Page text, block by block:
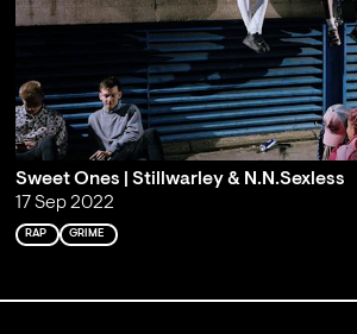
Sweet Ones | Stillwarley & N.N.Sexless
17 Sep 2022
RAP GRIME